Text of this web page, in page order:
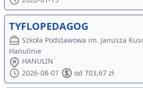
TYFLOPEDAGOG
Szkoła Podstawowa im. Janusza
Hanulinie
HANULIN
2026-08-07
od 703,67 zł